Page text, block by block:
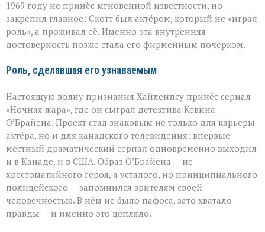
1969 году не принёс мгновенной известности, но
закрепил главное: Скотт был актёром, который не «играл
роль», а проживал её. Именно эта внутренняя
достоверность позже стала его фирменным почерком.
Роль, сделавшая его узнаваемым
Настоящую волну признания Хайлендсу принёс сериал
«Ночная жара», где он сыграл детектива Кевина
О’Брайена. Проект стал знаковым не только для карьеры
актёра, но и для канадского телевидения: впервые
местный драматический сериал одновременно выходил
и в Канаде, и в США. Образ О’Брайена — не
хрестоматийного героя, а усталого, но принципиального
полицейского — запомнился зрителям своей
человечностью. В нём не было пафоса, зато хватало
правды — и именно это цепляло.